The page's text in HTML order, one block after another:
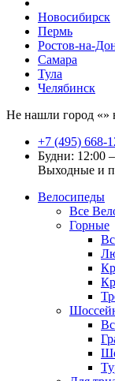
Новосибирск
Пермь
Ростов-на-
Самара
Тула
Челябинск
Не нашли город «»
+7 (495) 668-
Будни: 12:00
Выходные и
Велосипеды
Все
Горные